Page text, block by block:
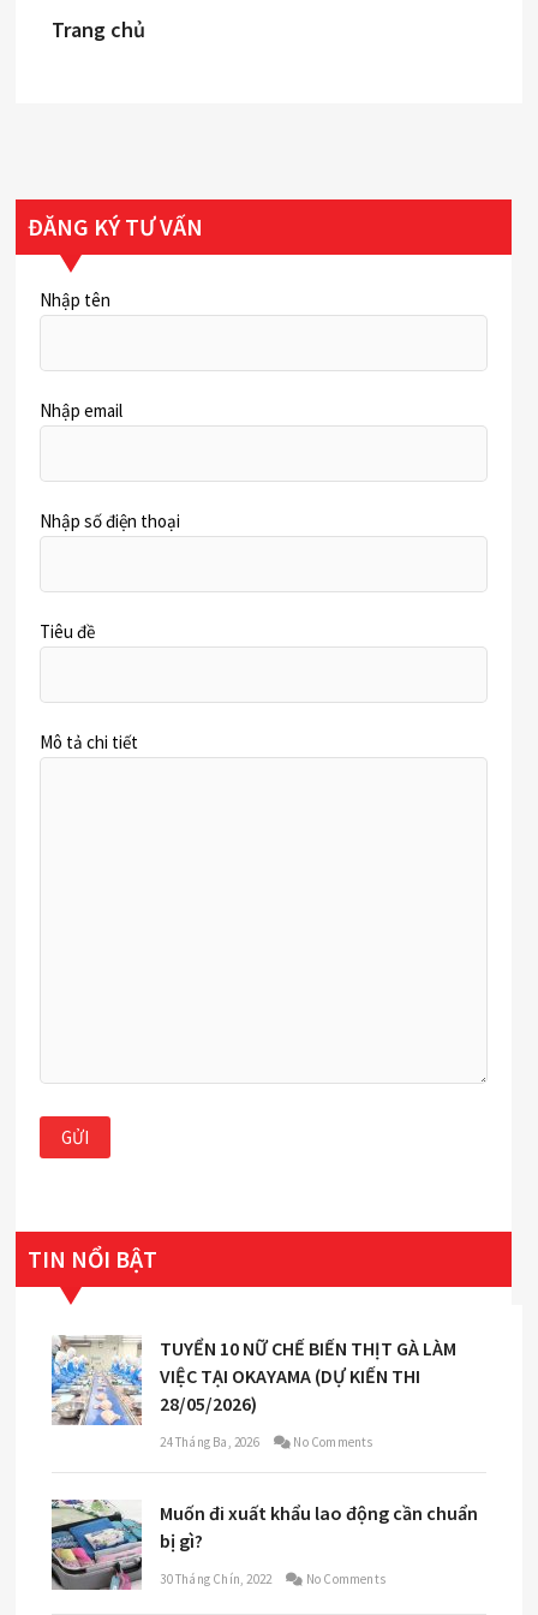
Trang chủ
ĐĂNG KÝ TƯ VẤN
Nhập tên
Nhập email
Nhập số điện thoại
Tiêu đề
Mô tả chi tiết
TIN NỔI BẬT
TUYỂN 10 NỮ CHẾ BIẾN THỊT GÀ LÀM
VIỆC TẠI OKAYAMA (DỰ KIẾN THI
28/05/2026)
24 Tháng Ba, 2026 No Comments
Muốn đi xuất khẩu lao động cần chuẩn
bị gì?
30 Tháng Chín, 2022 No Comments